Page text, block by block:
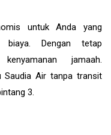
untuk Anda yang
biaya. Dengan tetap
jamaah.
Saudia Air tanpa transit
3.